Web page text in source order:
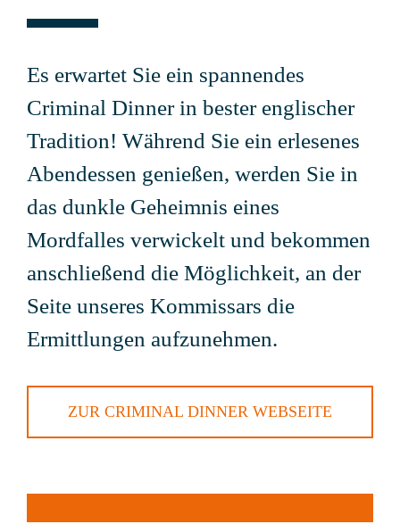
Es erwartet Sie ein spannendes
Criminal Dinner in bester englischer
Tradition! Während Sie ein erlesenes
Abendessen genießen, werden Sie in
das dunkle Geheimnis eines
Mordfalles verwickelt und bekommen
anschließend die Möglichkeit, an der
Seite unseres Kommissars die
Ermittlungen aufzunehmen.
ZUR CRIMINAL DINNER WEBSEITE